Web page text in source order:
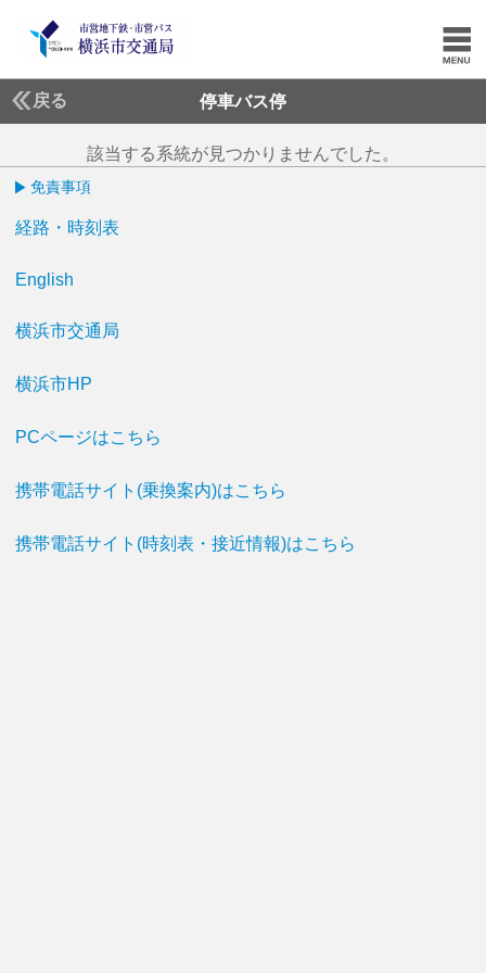
戻る 停車バス停
該当する系統が見つかりませんでした。
免責事項
経路・時刻表
English
横浜市交通局
横浜市HP
PCページはこちら
携帯電話サイト(乗換案内)はこちら
携帯電話サイト(時刻表・接近情報)はこちら